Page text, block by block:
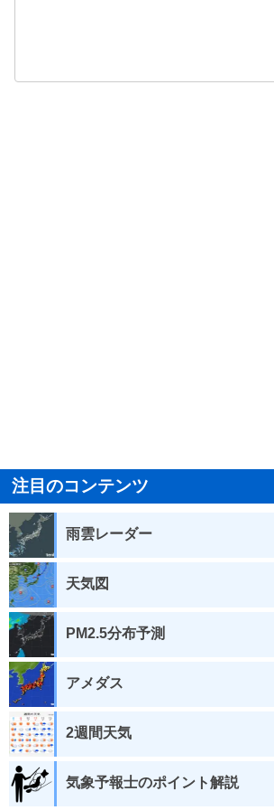
注目のコンテンツ
雨雲レーダー
天気図
PM2.5分布予測
アメダス
2週間天気
気象予報士のポイント解説